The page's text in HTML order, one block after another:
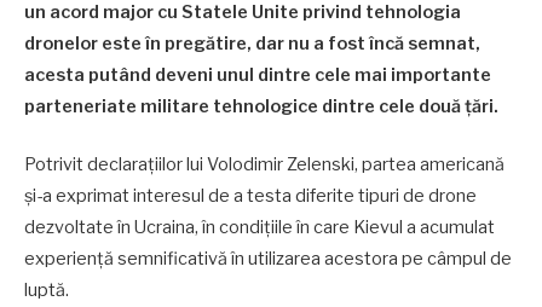
un acord major cu Statele Unite privind tehnologia
dronelor este în pregătire, dar nu a fost încă semnat,
acesta putând deveni unul dintre cele mai importante
parteneriate militare tehnologice dintre cele două țări.
Potrivit declarațiilor lui Volodimir Zelenski, partea americană
și-a exprimat interesul de a testa diferite tipuri de drone
dezvoltate în Ucraina, în condițiile în care Kievul a acumulat
experiență semnificativă în utilizarea acestora pe câmpul de
luptă.